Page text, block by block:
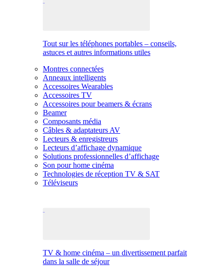
Tout sur les téléphones portables – conseils,
astuces et autres informations utiles
Montres connectées
Anneaux intelligents
Accessoires Wearables
Accessoires TV
Accessoires pour beamers & écrans
Beamer
Composants média
Câbles & adaptateurs AV
Lecteurs & enregistreurs
Lecteurs d’affichage dynamique
Solutions professionnelles d’affichage
Son pour home cinéma
Technologies de réception TV & SAT
Téléviseurs
TV & home cinéma – un divertissement parfait
dans la salle de séjour